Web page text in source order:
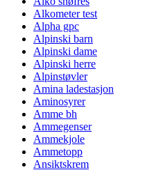
Alkometer test
Alpha gpc
Alpinski barn
Alpinski dame
Alpinski herre
Alpinstøvler
Amina ladestasjon
Aminosyrer
Amme bh
Ammegenser
Ammekjole
Ammetopp
Ansiktskrem